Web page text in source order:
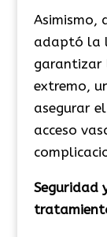
Asimismo,
adaptó la
garantizar
extremo,
asegurar
acceso
Seguridad